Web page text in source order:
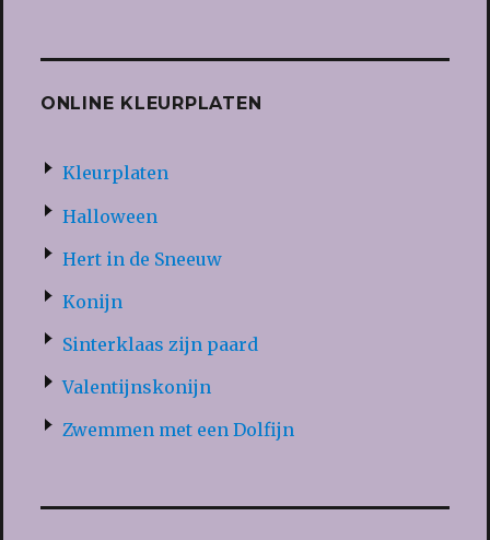
ONLINE KLEURPLATEN
Kleurplaten
Halloween
Hert in de Sneeuw
Konijn
Sinterklaas zijn paard
Valentijnskonijn
Zwemmen met een Dolfijn